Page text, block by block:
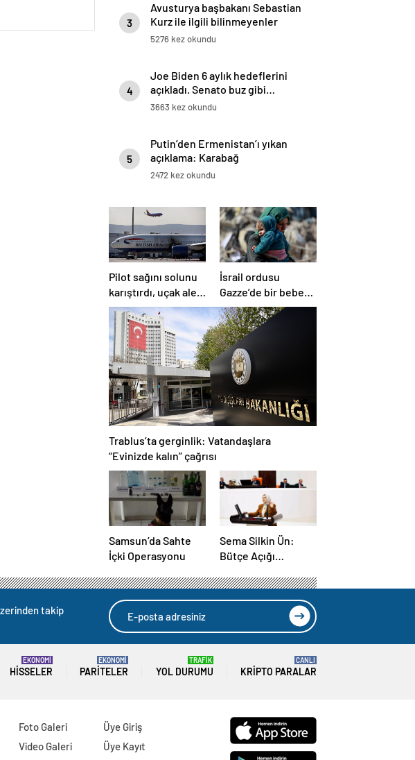
3
Avusturya başbakanı Sebastian
Kurz ile ilgili bilinmeyenler
5276 kez okundu
4
Joe Biden 6 aylık hedeflerini
açıkladı. Senato buz gibi…
3663 kez okundu
5
Putin’den Ermenistan’ı yıkan
açıklama: Karabağ
Azerbaycan’ın ayrılmaz bir
2472 kez okundu
Pilot sağını solunu
karıştırdı, uçak alev
aldı
İsrail ordusu
Gazze’de bir bebek
daha öldürdü
Trablus’ta gerginlik: Vatandaşlara
“Evinizde kalın” çağrısı
Samsun’da Sahte
İçki Operasyonu
Sema Silkin Ün:
Bütçe Açığı
takip
HISSELER
EKONOMİ
PARITELER
EKONOMİ
YOL DURUMU
TRAFİK
KRIPTO PARALAR
CANLI
Foto Galeri
Video Galeri
Üye Giriş
Üye Kayıt